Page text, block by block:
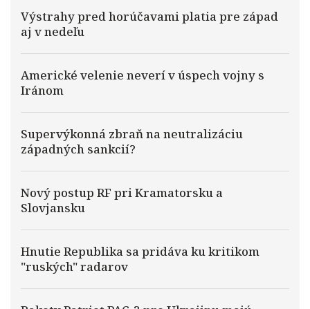
Výstrahy pred horúčavami platia pre západ
aj v nedeľu
Americké velenie neverí v úspech vojny s
Iránom
Supervýkonná zbraň na neutralizáciu
západných sankcií?
Nový postup RF pri Kramatorsku a
Slovjansku
Hnutie Republika sa pridáva ku kritikom
"ruských" radarov